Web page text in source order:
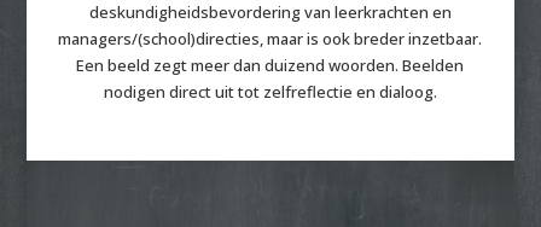
deskundigheidsbevordering van leerkrachten en
managers/(school)directies, maar is ook breder inzetbaar.
Een beeld zegt meer dan duizend woorden. Beelden
nodigen direct uit tot zelfreflectie en dialoog.